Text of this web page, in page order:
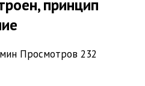
принцип
Просмотров 232